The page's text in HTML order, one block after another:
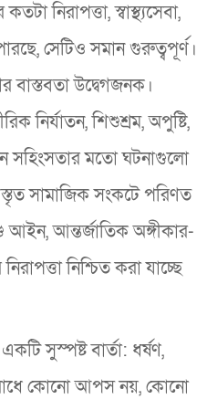
নিরাপত্তা, স্বাস্থ্যসেবা,
সেটিও সমান গুরুত্বপূর্ণ।
বাস্তবতা উদ্বেগজনক।
নির্যাতন, শিশুশ্রম, অপুষ্টি,
সহিংসতার মতো ঘটনাগুলো
সামাজিক সংকটে পরিণত
আইন, আন্তর্জাতিক অঙ্গীকার-
নিশ্চিত করা যাচ্ছে
সুস্পষ্ট বার্তা: ধর্ষণ,
কোনো আপস নয়, কোনো